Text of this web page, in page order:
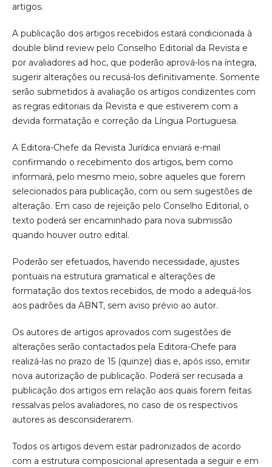
artigos.
A publicação dos artigos recebidos estará condicionada à
double blind review pelo Conselho Editorial da Revista e
por avaliadores ad hoc, que poderão aprová-los na íntegra,
sugerir alterações ou recusá-los definitivamente. Somente
serão submetidos à avaliação os artigos condizentes com
as regras editoriais da Revista e que estiverem com a
devida formatação e correção da Língua Portuguesa.
A Editora-Chefe da Revista Jurídica enviará e-mail
confirmando o recebimento dos artigos, bem como
informará, pelo mesmo meio, sobre aqueles que forem
selecionados para publicação, com ou sem sugestões de
alteração. Em caso de rejeição pelo Conselho Editorial, o
texto poderá ser encaminhado para nova submissão
quando houver outro edital.
Poderão ser efetuados, havendo necessidade, ajustes
pontuais na estrutura gramatical e alterações de
formatação dos textos recebidos, de modo a adequá-los
aos padrões da ABNT, sem aviso prévio ao autor.
Os autores de artigos aprovados com sugestões de
alterações serão contactados pela Editora-Chefe para
realizá-las no prazo de 15 (quinze) dias e, após isso, emitir
nova autorização de publicação. Poderá ser recusada a
publicação dos artigos em relação aos quais forem feitas
ressalvas pelos avaliadores, no caso de os respectivos
autores as desconsiderarem.
Todos os artigos devem estar padronizados de acordo
com a estrutura composicional apresentada a seguir e em